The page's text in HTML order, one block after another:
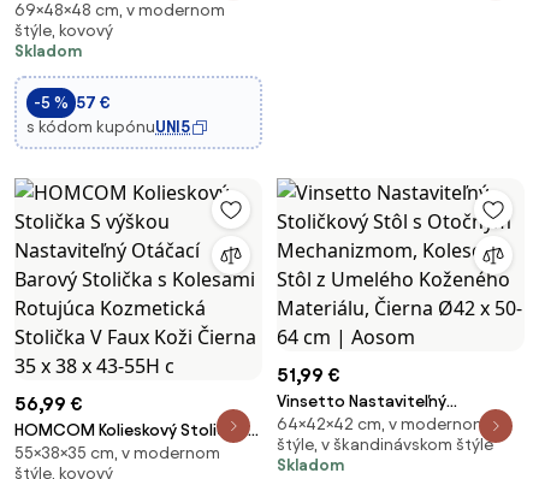
Nastaviteľnou Výškou a
Kolesami – Stolička do Salónu
na Masáže z Umelého Koža
Čierna 48 x 48 x 54-69 cm |
Aosom
69×48×48 cm, v modernom
štýle, kovový
Skladom
-5 % 57 €
s kódom kupónuUNI5
56,99 €
HOMCOM Kolieskový Stolička S
výškou Nastaviteľný Otáčací
55×38×35 cm, v modernom
štýle, kovový
51,99 €
Vinsetto Nastaviteľný
Stoličkový Stôl s Otočným
Mechanizmom, Kolesový Stôl z
Umelého Koženého Materiálu,
64×42×42 cm, v modernom
štýle, v škandinávskom štýle
Skladom